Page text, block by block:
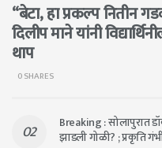
“बेटा, हा प्रकल्प नितीन
दिलीप माने यांनी
थाप
0 SHARES
Breaking : सोलापुरात
झाडली गोळी? ; प्रकृति